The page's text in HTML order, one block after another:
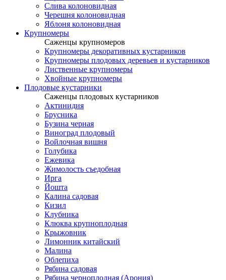
Слива колоновидная
Черешня колоновидная
Яблоня колоновидная
Крупномеры
Саженцы крупномеров
Крупномеры декоративных кустарников
Крупномеры плодовых деревьев и кустарников
Лиственные крупномеры
Хвойные крупномеры
Плодовые кустарники
Саженцы плодовых кустарников
Актинидия
Брусника
Бузина черная
Виноград плодовый
Войлочная вишня
Голубика
Ежевика
Жимолость съедобная
Ирга
Йошта
Калина садовая
Кизил
Клубника
Клюква крупноплодная
Крыжовник
Лимонник китайский
Малина
Облепиха
Рябина садовая
Рябина черноплодная (Арония)